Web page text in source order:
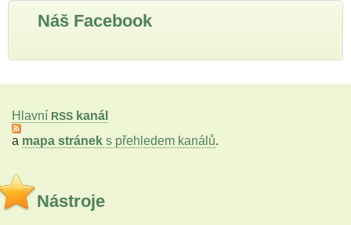
Náš Facebook
Hlavní RSS kanál
a mapa stránek s přehledem kanálů.
Nástroje